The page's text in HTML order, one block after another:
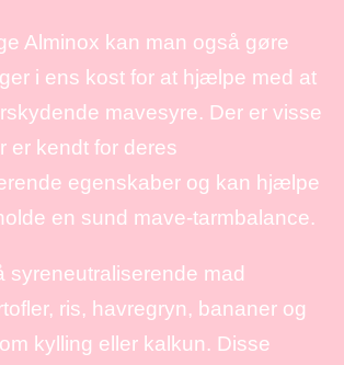
Alminox kan man også gøre
i ens kost for at hjælpe med at
mavesyre. Der er visse
er kendt for deres
egenskaber og kan hjælpe
en sund mave-tarmbalance.
syreneutraliserende mad
ris, havregryn, bananer og
kylling eller kalkun. Disse